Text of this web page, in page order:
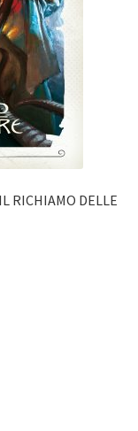
RICHIAMO DELLE